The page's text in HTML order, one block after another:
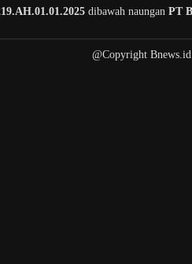
dibawah naungan PT
@Copyright